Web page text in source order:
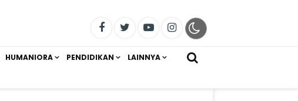
HUMANIORA PENDIDIKAN LAINNYA